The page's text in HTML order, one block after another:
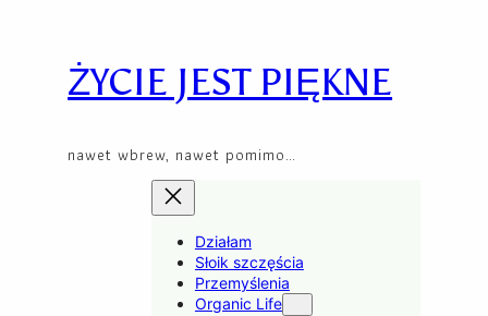
contentŻYCIE JEST PIĘKNE
nawet wbrew, nawet pomimo…
Działam
Słoik szczęścia
Przemyślenia
Organic Life